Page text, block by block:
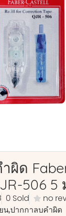
ผิด
506 5
0 Sold
no
น,ปากกาลบคำผิด